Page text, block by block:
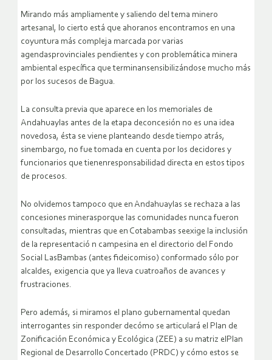
Mirando más ampliamente y saliendo del tema minero
artesanal, lo cierto está que ahoranos encontramos en una
coyuntura más compleja marcada por varias
agendasprovinciales pendientes y con problemática minera
ambiental específica que terminansensibilizándose mucho más
por los sucesos de Bagua.
La consulta previa que aparece en los memoriales de
Andahuaylas antes de la etapa deconcesión no es una idea
novedosa, ésta se viene planteando desde tiempo atrás,
sinembargo, no fue tomada en cuenta por los decidores y
funcionarios que tienenresponsabilidad directa en estos tipos
de procesos.
No olvidemos tampoco que en Andahuaylas se rechaza a las
concesiones minerasporque las comunidades nunca fueron
consultadas, mientras que en Cotabambas seexige la inclusión
de la representació n campesina en el directorio del Fondo
Social LasBambas (antes fideicomiso) conformado sólo por
alcaldes, exigencia que ya lleva cuatroaños de avances y
frustraciones.
Pero además, si miramos el plano gubernamental quedan
interrogantes sin responder decómo se articulará el Plan de
Zonificación Económica y Ecológica (ZEE) a su matriz elPlan
Regional de Desarrollo Concertado (PRDC) y cómo estos se